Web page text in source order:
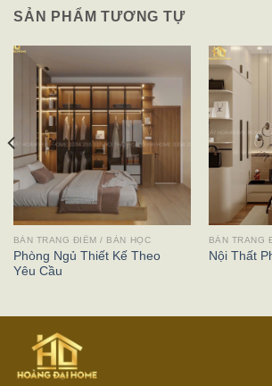
SẢN PHẨM TƯƠNG TỰ
BÀN TRANG ĐIỂM / BÀN HỌC
Phòng Ngủ Thiết Kế Theo
Yêu Cầu
BÀN TRANG
Nội Thất